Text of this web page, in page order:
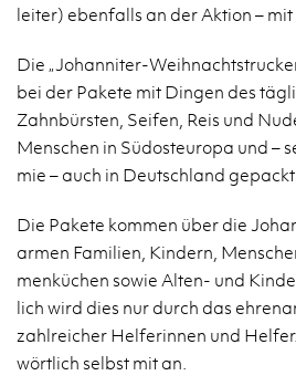
lei­ter) eben­falls an der Ak­ti­on –
Die „Jo­han­ni­ter-
bei der Pa­ke­te mit Din­gen des
Zahn­bürs­ten, Sei­fen, Reis und
Men­schen in Süd­ost­eu­ro­pa und –
mie – auch in Deutsch­land
Die Pa­ke­te kom­men über die
armen Fa­mi­li­en, Kin­dern,
men­kü­chen sowie Al­ten- und
lich wird dies nur durch das
zahl­rei­cher Hel­fe­rin­nen und
wört­lich selbst mit an.